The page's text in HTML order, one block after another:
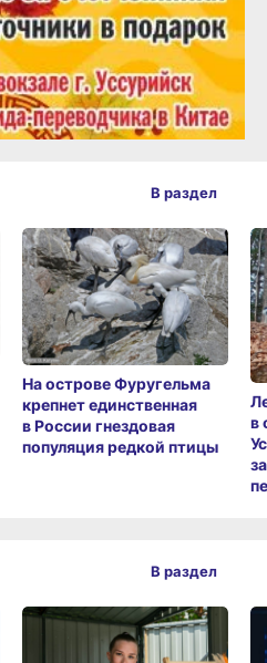
На острове Фуругельма
крепнет единственная
в России гнездовая
популяция редкой птицы
в
В раздел
В раздел